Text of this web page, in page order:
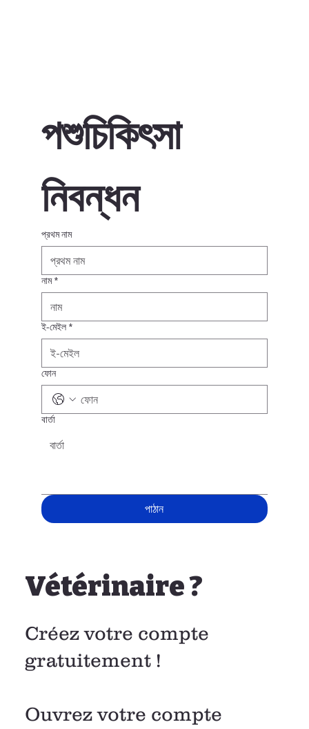
পশুচিকিৎসা
নিবন্ধন
প্রথম নাম
নাম *
ই-মেইল *
ফোন
বার্তা
পাঠান
Vétérinaire ?
Créez votre compte
gratuitement !
Ouvrez votre compte